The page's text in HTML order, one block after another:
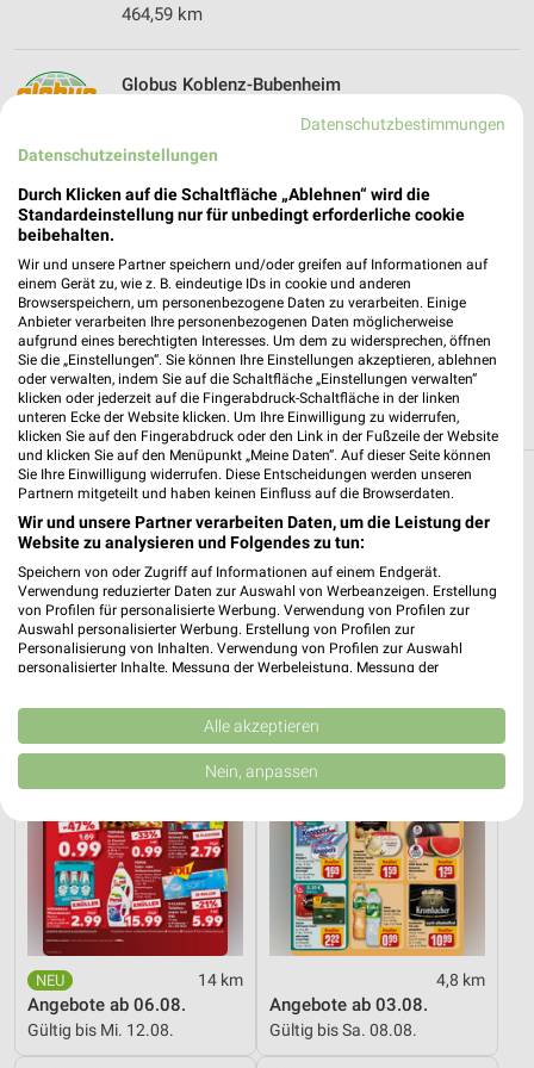
464,59 km
Globus Koblenz-Bubenheim
56070 Koblenz-Bubenheim
469,61 km • Angebote: 1 Prospekt
METRO Koblenz
Carl-Zeiss-Straße 6
56070 Koblenz
Heute 06:00 - 21:00 Uhr | Geöffnet
469,10 km • Angebote: 6 Prospekte
Supermärkte Angebote und Prospekte für
Rhens
16 Prospekte
Kaufland
14 km
Angebote ab 06.08.
Gültig bis Mi. 12.08.
REWE
4,8 km
Angebote ab 03.08.
Gültig bis Sa. 08.08.
Datenschutzbestimmungen
Datenschutzeinstellungen
Durch Klicken auf die Schaltfläche „Ablehnen“ wird die
Standardeinstellung nur für unbedingt erforderliche cookie
beibehalten.
Wir und unsere Partner speichern und/oder greifen auf Informationen auf
einem Gerät zu, wie z. B. eindeutige IDs in cookie und anderen
Browserspeichern, um personenbezogene Daten zu verarbeiten. Einige
Anbieter verarbeiten Ihre personenbezogenen Daten möglicherweise
aufgrund eines berechtigten Interesses. Um dem zu widersprechen, öffnen
Sie die „Einstellungen“. Sie können Ihre Einstellungen akzeptieren, ablehnen
oder verwalten, indem Sie auf die Schaltfläche „Einstellungen verwalten“
klicken oder jederzeit auf die Fingerabdruck-Schaltfläche in der linken
unteren Ecke der Website klicken. Um Ihre Einwilligung zu widerrufen,
klicken Sie auf den Fingerabdruck oder den Link in der Fußzeile der Website
und klicken Sie auf den Menüpunkt „Meine Daten“. Auf dieser Seite können
Sie Ihre Einwilligung widerrufen. Diese Entscheidungen werden unseren
Partnern mitgeteilt und haben keinen Einfluss auf die Browserdaten.
Wir und unsere Partner verarbeiten Daten, um die Leistung der
Website zu analysieren und Folgendes zu tun:
Speichern von oder Zugriff auf Informationen auf einem Endgerät.
Verwendung reduzierter Daten zur Auswahl von Werbeanzeigen. Erstellung
von Profilen für personalisierte Werbung. Verwendung von Profilen zur
Auswahl personalisierter Werbung. Erstellung von Profilen zur
Personalisierung von Inhalten. Verwendung von Profilen zur Auswahl
personalisierter Inhalte. Messung der Werbeleistung. Messung der
Kombinationen von Daten aus verschiedenen Quellen. Entwicklung und
Verbesserung der Angebote. Verwendung reduzierter Daten zur Auswahl
von Inhalten.
Daten können außerhalb der Europäischen Union weitergegeben und in die
Website/App.
Partnerliste anzeigen (1 IAB-Anbieter)
Wir nutzen Ihre Daten für folgende Zwecke:
IAB-Verarbeitungszwecke:
Speichern von oder Zugriff auf Informationen
auf einem Endgerät
Verwendung reduzierter Daten zur Auswahl von
Werbeanzeigen
Alle akzeptieren
Nein, anpassen